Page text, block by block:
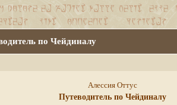
по Чейдиналу
Алессия Оттус
Путеводитель по Чейдиналу